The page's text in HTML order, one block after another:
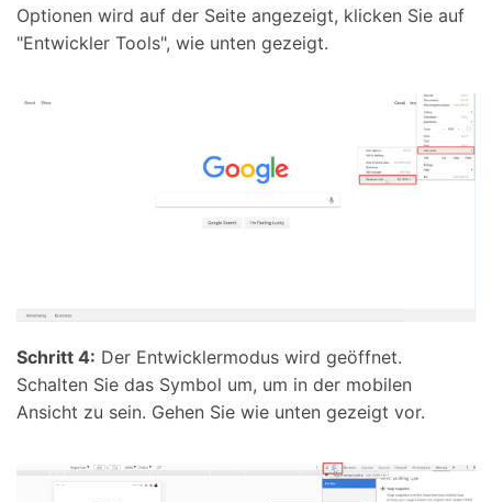
Optionen wird auf der Seite angezeigt, klicken Sie auf
"Entwickler Tools", wie unten gezeigt.
Schritt 4: Der Entwicklermodus wird geöffnet.
Schalten Sie das Symbol um, um in der mobilen
Ansicht zu sein. Gehen Sie wie unten gezeigt vor.